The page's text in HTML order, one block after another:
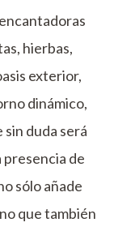
hierbas,
exterior,
dinámico,
duda será
de
sólo añade
que también